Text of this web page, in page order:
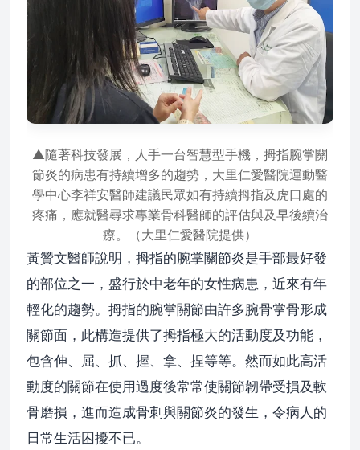
▲隨著科技發展，人手一台智慧型手機，拇指腕掌關
節炎的病患有持續增多的趨勢，大里仁愛醫院運動醫
學中心李祥安醫師建議民眾如有持續拇指及虎口處的
疼痛，應就醫尋求專業骨科醫師的評估與及早後續治
療。（大里仁愛醫院提供）
黃贊文醫師說明，拇指的腕掌關節炎是手部最好發
的部位之一，盛行於中老年的女性病患，近來有年
輕化的趨勢。拇指的腕掌關節由許多腕骨掌骨形成
關節面，此構造提供了拇指極大的活動度及功能，
包含伸、屈、抓、握、拿、捏等等。然而如此高活
動度的關節在使用過度後常常使關節韌帶受損及軟
骨磨損，進而造成骨刺與關節炎的發生，令病人的
日常生活困擾不已。